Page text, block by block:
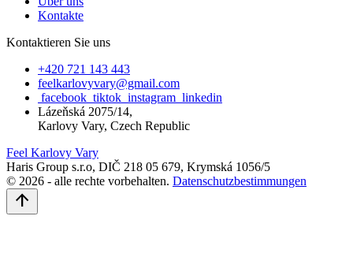
Kontakte
Kontaktieren Sie uns
+420 721 143 443
feelkarlovyvary@gmail.com
facebook tiktok instagram linkedin
Lázeňská 2075/14,
Кarlovy Vary, Czech Republic
Feel Karlovy Vary
Haris Group s.r.o, DIČ 218 05 679, Krymská 1056/5
© 2026 - alle rechte vorbehalten. Datenschutzbestimmungen
arrow_upward